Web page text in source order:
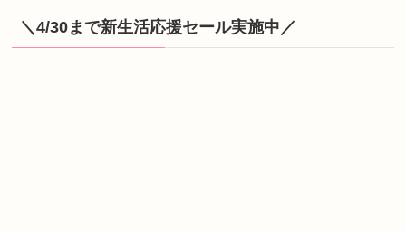
＼4/30まで新生活応援セール実施中／